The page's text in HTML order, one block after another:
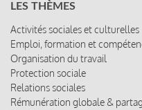
LES THÈMES
Activités sociales et culturelles
Emploi, formation et
Organisation du travail
Protection sociale
Relations sociales
Rémunération globale &